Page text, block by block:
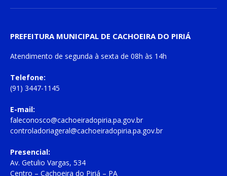
PREFEITURA MUNICIPAL DE CACHOEIRA DO PIRIÁ
Atendimento de segunda à sexta de 08h às 14h
Telefone:
(91) 3447-1145
E-mail:
faleconosco@cachoeiradopiria.pa.gov.br
controladoriageral@cachoeiradopiria.pa.gov.br
Presencial:
Av. Getulio Vargas, 534
Centro – Cachoeira do Piriá – PA